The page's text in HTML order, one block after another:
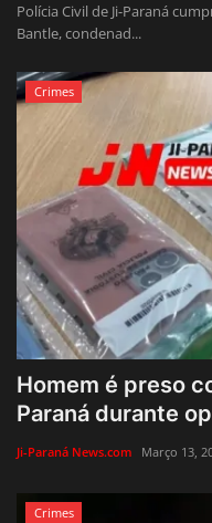
Polícia Civil de Ji-Paraná
Bantle, condenad...
Crimes
Homem é preso
Paraná durante
Ji-Paraná News.com Março 13,
Crimes